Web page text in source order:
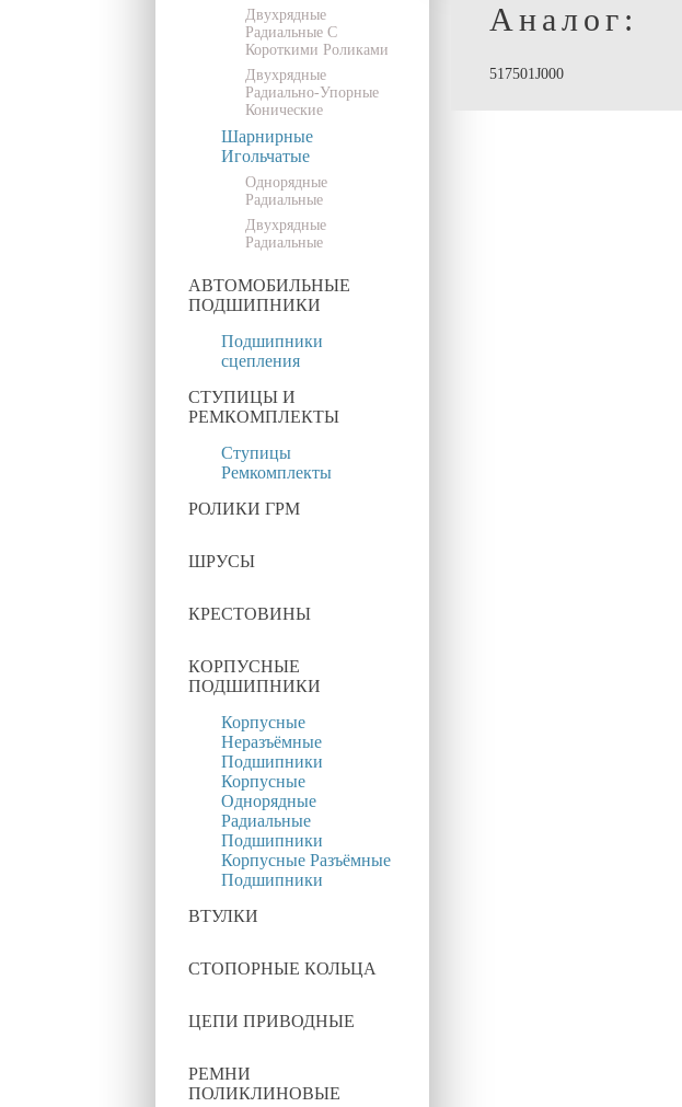
Двухрядные
Радиальные С
Короткими Роликами
Двухрядные
Радиально-Упорные
Конические
Шарнирные
Игольчатые
Однорядные
Радиальные
Двухрядные
Радиальные
АВТОМОБИЛЬНЫЕ
ПОДШИПНИКИ
Подшипники
сцепления
СТУПИЦЫ И
РЕМКОМПЛЕКТЫ
Ступицы
Ремкомплекты
РОЛИКИ ГРМ
ШРУСЫ
КРЕСТОВИНЫ
КОРПУСНЫЕ
ПОДШИПНИКИ
Корпусные
Неразъёмные
Подшипники
Корпусные
Однорядные
Радиальные
Подшипники
Корпусные Разъёмные
Подшипники
ВТУЛКИ
СТОПОРНЫЕ КОЛЬЦА
ЦЕПИ ПРИВОДНЫЕ
РЕМНИ
ПОЛИКЛИНОВЫЕ
Аналог:
517501J000